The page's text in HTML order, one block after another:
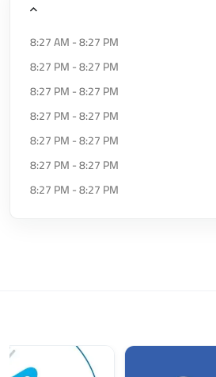
8:27 AM - 8:27 PM
8:27 PM - 8:27 PM
8:27 PM - 8:27 PM
8:27 PM - 8:27 PM
8:27 PM - 8:27 PM
8:27 PM - 8:27 PM
8:27 PM - 8:27 PM